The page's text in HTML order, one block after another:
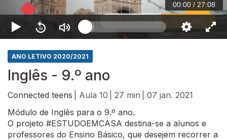
00:00 / 27:08
ANO LETIVO 2020/2021
Inglês - 9.º ano
Connected teens | Aula 10 | 27 min
| 07 jan. 2021
Módulo de Inglês para o 9.º ano.
O projeto #ESTUDOEMCASA destina-se a alunos e
professores do Ensino Básico, que desejem recorrer a